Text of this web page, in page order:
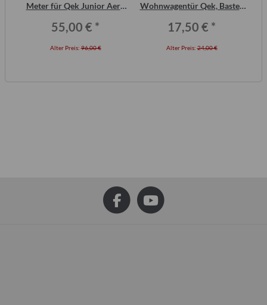
Meter für Qek Junior Aero
55,00 € *
Alter Preis:96,00 €
Wohnwagentür Qek, Bastei,
17,50 € *
Alter Preis:24,00 €